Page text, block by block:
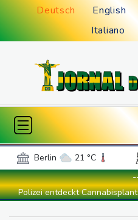
Deutsch English
Italiano
Berlin 21 °C
Hamburg
18 °C
Frankfurt am Main
26
Polizei entdeckt